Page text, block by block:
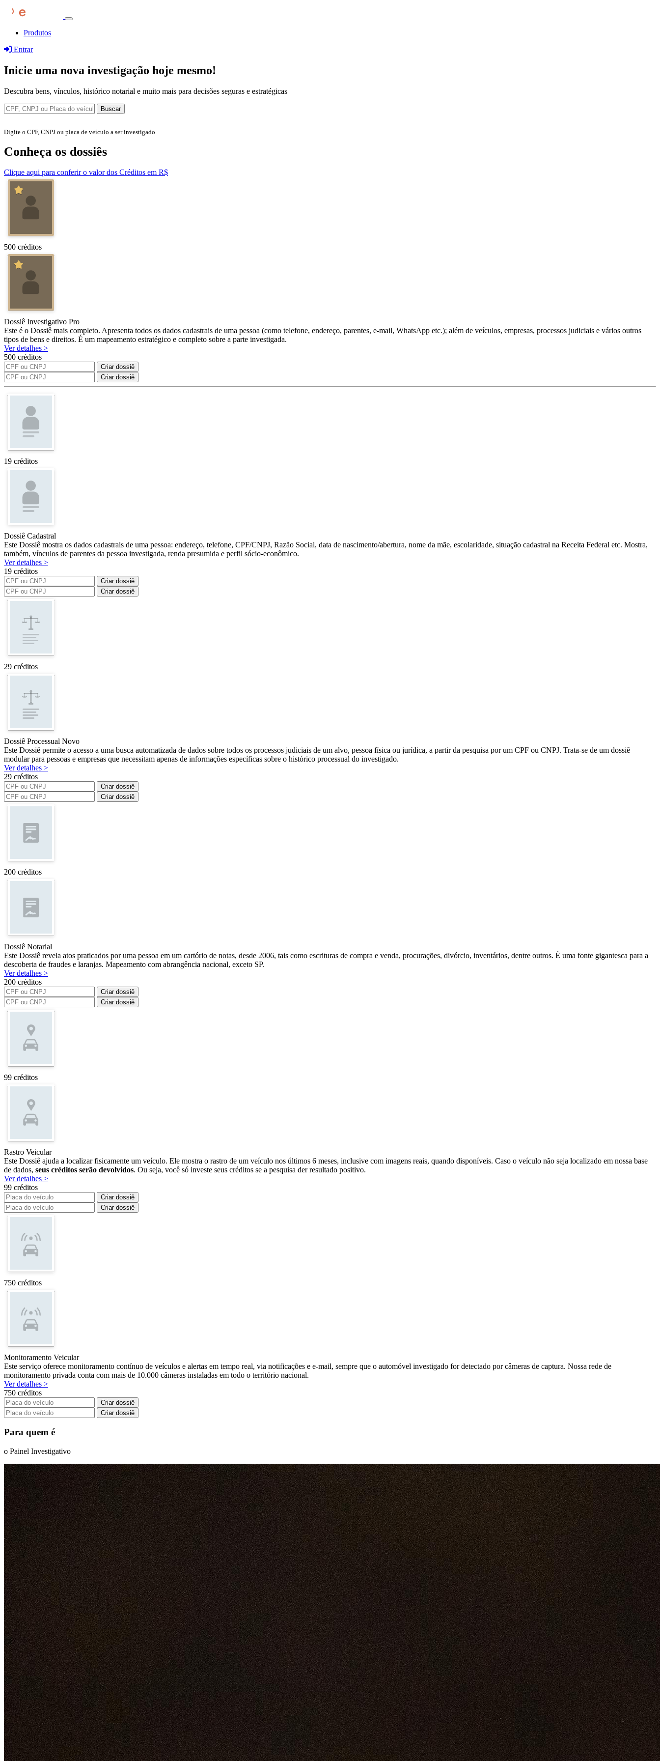
Produtos
Entrar
Inicie uma nova investigação hoje mesmo!
Descubra bens, vínculos, histórico notarial e muito mais para decisões seguras e estratégicas
Digite o CPF, CNPJ ou placa de veículo a ser investigado
Conheça os dossiês
Clique aqui para conferir o valor dos Créditos em R$
500 créditos
Dossiê Investigativo Pro
Este é o Dossiê mais completo. Apresenta todos os dados cadastrais de uma pessoa (como telefone, endereço, parentes, e-mail, WhatsApp etc.); além de veículos, empresas, processos judiciais e vários outros
tipos de bens e direitos. É um mapeamento estratégico e completo sobre a parte investigada.
Ver detalhes >
500 créditos
Criar dossiê
Criar dossiê
19 créditos
Dossiê Cadastral
Este Dossiê mostra os dados cadastrais de uma pessoa: endereço, telefone, CPF/CNPJ, Razão Social, data de nascimento/abertura, nome da mãe, escolaridade, situação cadastral na Receita Federal etc. Mostra,
também, vínculos de parentes da pessoa investigada, renda presumida e perfil sócio-econômico.
Ver detalhes >
19 créditos
Criar dossiê
Criar dossiê
29 créditos
Dossiê Processual Novo
Este Dossiê permite o acesso a uma busca automatizada de dados sobre todos os processos judiciais de um alvo, pessoa física ou jurídica, a partir da pesquisa por um CPF ou CNPJ. Trata-se de um dossiê
modular para pessoas e empresas que necessitam apenas de informações específicas sobre o histórico processual do investigado.
Ver detalhes >
29 créditos
Criar dossiê
Criar dossiê
200 créditos
Dossiê Notarial
Este Dossiê revela atos praticados por uma pessoa em um cartório de notas, desde 2006, tais como escrituras de compra e venda, procurações, divórcio, inventários, dentre outros. É uma fonte gigantesca para a
descoberta de fraudes e laranjas. Mapeamento com abrangência nacional, exceto SP.
Ver detalhes >
200 créditos
Criar dossiê
Criar dossiê
99 créditos
Rastro Veicular
Este Dossiê ajuda a localizar fisicamente um veículo. Ele mostra o rastro de um veículo nos últimos 6 meses, inclusive com imagens reais, quando disponíveis. Caso o veículo não seja localizado em nossa base
de dados, seus créditos serão devolvidos. Ou seja, você só investe seus créditos se a pesquisa der resultado positivo.
Ver detalhes >
99 créditos
Criar dossiê
Criar dossiê
750 créditos
Monitoramento Veicular
Este serviço oferece monitoramento contínuo de veículos e alertas em tempo real, via notificações e e-mail, sempre que o automóvel investigado for detectado por câmeras de captura. Nossa rede de
monitoramento privada conta com mais de 10.000 câmeras instaladas em todo o território nacional.
Ver detalhes >
750 créditos
Criar dossiê
Criar dossiê
Para quem é
o Painel Investigativo